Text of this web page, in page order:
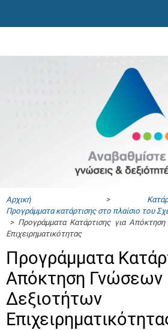
Αρχική>
Προγράμματα κατάρτισης στο πλαίσιο του
> Προγράμματα Κατάρτισης για
Επιχειρηματικότητας
Προγράμματα
Απόκτηση Γνώσεων
Δεξιοτήτων